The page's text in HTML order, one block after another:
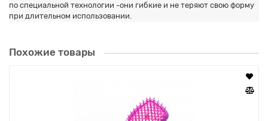
по специальной технологии -они гибкие и не теряют свою форму
при длительном использовании.
Похожие товары